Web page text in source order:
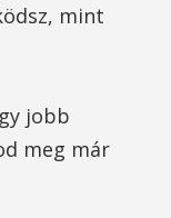
mint
jobb
meg már